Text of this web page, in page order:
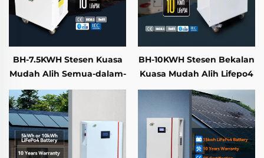
BH-7.5KWH Stesen Kuasa
Mudah Alih Semua-dalam-
Satu Luar Talian dan
Penyimpanan Tenaga
Rumah dengan Inverter
Solar dan Bateri
BH-10KWH Stesen Bekalan
Kuasa Mudah Alih Lifepo4
untuk Simpanan Tenaga
Rumah dan Aktiviti Luar
dengan Output Kuasa AC
5KW